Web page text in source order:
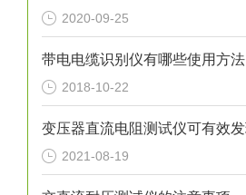
2020-09-25
带电电缆识别仪有哪些使用方法
2018-10-22
2021-08-19